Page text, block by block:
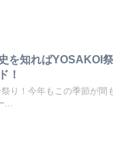
を知ればYOSAKOI
！
り！今年もこの季節が間
...